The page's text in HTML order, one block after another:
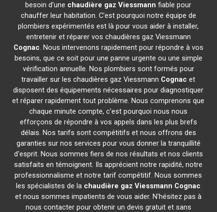
besoin d'une chaudière gaz Viessmann fiable pour
chauffer leur habitation. C'est pourquoi notre équipe de
plombiers expérimentés est là pour vous aider à installer,
entretenir et réparer vos chaudières gaz Viessmann
Cognac. Nous intervenons rapidement pour répondre à vos
besoins, que ce soit pour une panne urgente ou une simple
vérification annuelle. Nos plombiers sont formés pour
travailler sur les chaudières gaz Viessmann Cognac et
disposent des équipements nécessaires pour diagnostiquer
et réparer rapidement tout problème. Nous comprenons que
chaque minute compte, c'est pourquoi nous nous
efforçons de répondre à vos appels dans les plus brefs
délais. Nos tarifs sont compétitifs et nous offrons des
garanties sur nos services pour vous donner la tranquillité
d'esprit. Nous sommes fiers de nos résultats et nos clients
satisfaits en témoignent. Ils apprécient notre rapidité, notre
professionnalisme et notre tarif compétitif. Nous sommes
les spécialistes de la chaudière gaz Viessmann Cognac
et nous sommes impatients de vous aider. N'hésitez pas à
nous contacter pour obtenir un devis gratuit et sans